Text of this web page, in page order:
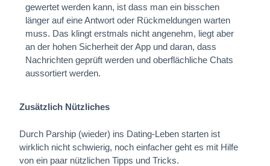
gewertet werden kann, ist dass man ein bisschen
länger auf eine Antwort oder Rückmeldungen warten
muss. Das klingt erstmals nicht angenehm, liegt aber
an der hohen Sicherheit der App und daran, dass
Nachrichten geprüft werden und oberflächliche Chats
aussortiert werden.
Zusätzlich Nützliches
Durch Parship (wieder) ins Dating-Leben starten ist
wirklich nicht schwierig, noch einfacher geht es mit Hilfe
von ein paar nützlichen Tipps und Tricks.